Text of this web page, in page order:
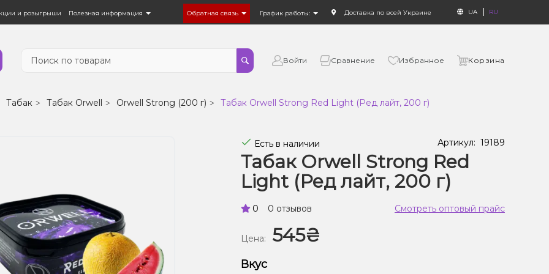
и розыгрыши Полезная информация Обратная связь График работы: Доставка по всей Украине UA RU
Войти Сравнение Избранное Корзина
Табак Табак Orwell Orwell Strong (200 г) Табак Orwell Strong Red Light (Ред лайт, 200 г)
Есть в наличии Артикул: 19189
Табак Orwell Strong Red
Light (Ред лайт, 200 г)
0 0 отзывов Смотреть оптовый прайс
Цена: 545₴
Вкус